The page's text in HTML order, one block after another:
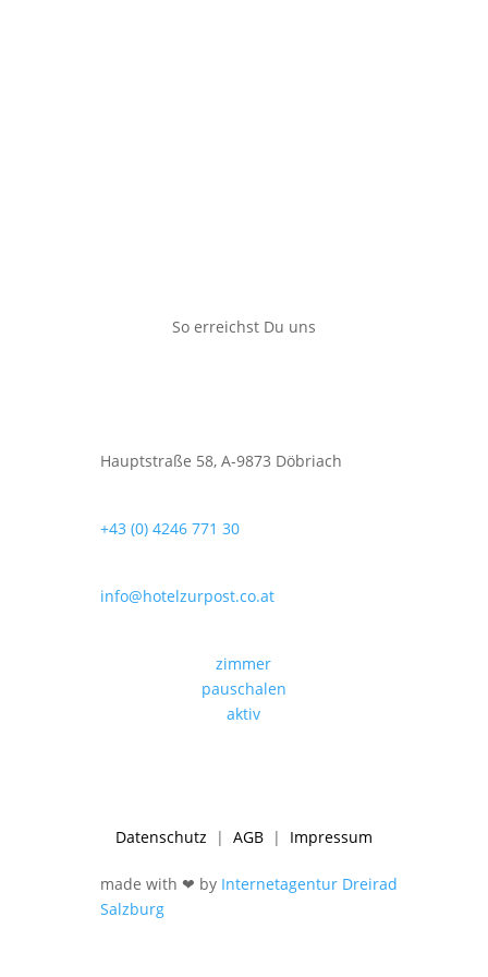
So erreichst Du uns
Hauptstraße 58, A-9873 Döbriach
+43 (0) 4246 771 30
info@hotelzurpost.co.at
zimmer
pauschalen
aktiv
Datenschutz | AGB| Impressum
made with ❤ by Internetagentur Dreirad
Salzburg